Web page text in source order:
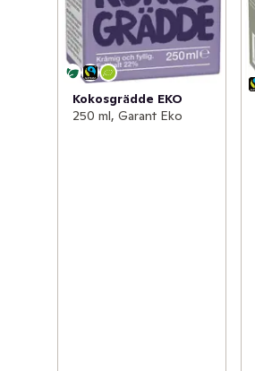
Kokosgrädde EKO
250 ml, Garant Eko